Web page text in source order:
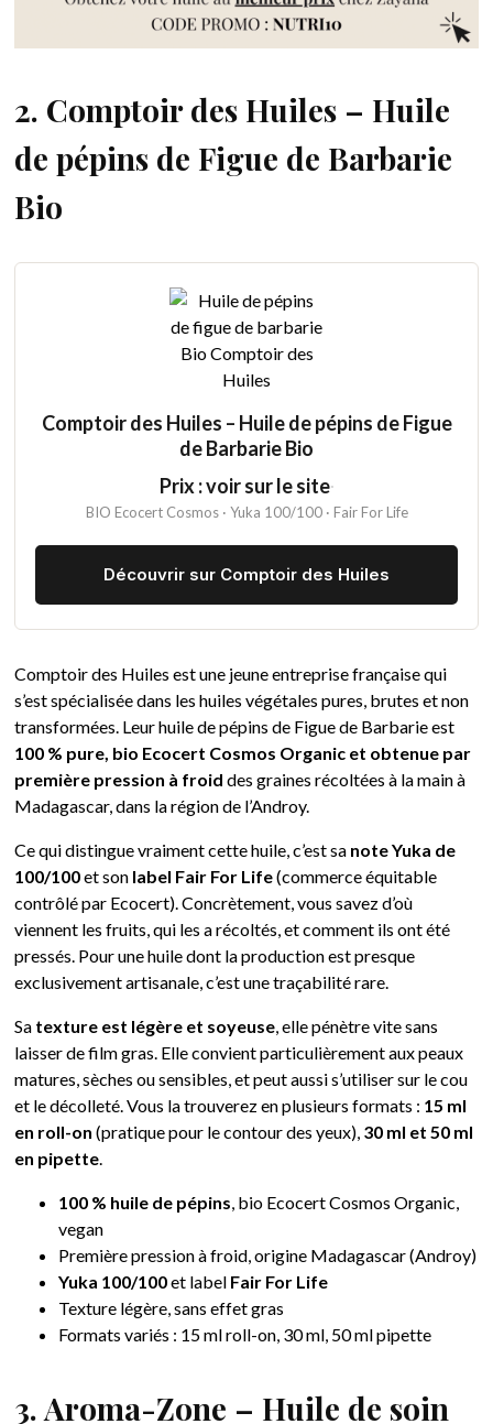
2. Comptoir des Huiles – Huile
de pépins de Figue de Barbarie
Bio
Comptoir des Huiles – Huile de pépins de Figue
de Barbarie Bio
Prix : voir sur le site·
BIO Ecocert Cosmos · Yuka 100/100 · Fair For Life
Découvrir sur Comptoir des Huiles
Comptoir des Huiles est une jeune entreprise française qui
s’est spécialisée dans les huiles végétales pures, brutes et non
transformées. Leur huile de pépins de Figue de Barbarie est
100 % pure, bio Ecocert Cosmos Organic et obtenue par
première pression à froid des graines récoltées à la main à
Madagascar, dans la région de l’Androy.
Ce qui distingue vraiment cette huile, c’est sa note Yuka de
100/100et son label Fair For Life(commerce équitable
contrôlé par Ecocert). Concrètement, vous savez d’où
viennent les fruits, qui les a récoltés, et comment ils ont été
pressés. Pour une huile dont la production est presque
exclusivement artisanale, c’est une traçabilité rare.
Sa texture est légère et soyeuse , elle pénètre vite sans
laisser de film gras. Elle convient particulièrement aux peaux
matures, sèches ou sensibles, et peut aussi s’utiliser sur le cou
et le décolleté. Vous la trouverez en plusieurs formats : 15 ml
en roll-on (pratique pour le contour des yeux), 30 ml et 50 ml
en pipette
100 % huile de pépins , bio Ecocert Cosmos Organic,
vegan
Première pression à froid, origine Madagascar (Androy)
Yuka 100/100et label Fair For Life
Texture légère, sans effet gras
Formats variés : 15 ml roll-on, 30 ml, 50 ml pipette
3. Aroma-Zone – Huile de soin